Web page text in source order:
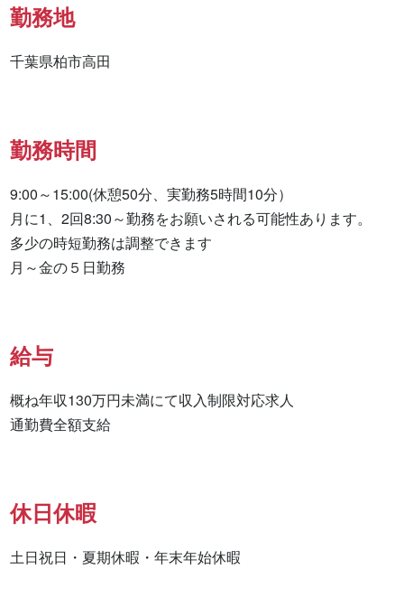
勤務地
千葉県柏市高田
勤務時間
9:00～15:00(休憩50分、実勤務5時間10分）
月に1、2回8:30～勤務をお願いされる可能性あります。
多少の時短勤務は調整できます
月～金の５日勤務
給与
概ね年収130万円未満にて収入制限対応求人
通勤費全額支給
休日休暇
土日祝日・夏期休暇・年末年始休暇